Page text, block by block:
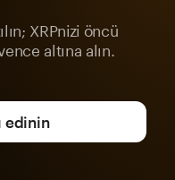
XRPnizi öncü
altına alın.
edinin